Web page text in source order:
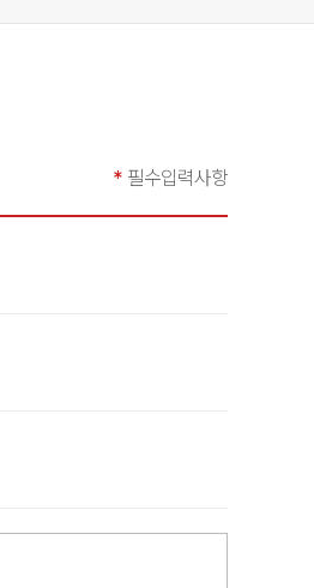
* 필수입력사항